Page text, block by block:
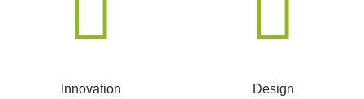
Innovation Design